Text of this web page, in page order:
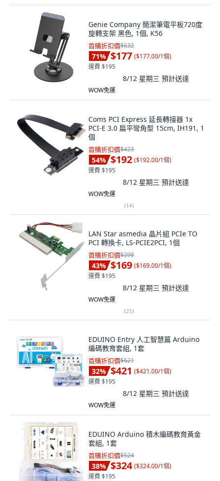
Genie Company 簡潔筆電平板720度
旋轉支架 黑色, 1個, K56
首購折扣價$632
71% $177 ($177.00/1個)
運費 $195
8/12 星期三 預計送達
WOW免運
Coms PCI Express 延長轉接器 1x
PCI-E 3.0 扁平彎角型 15cm, IH191, 1
個
首購折扣價$423
54% $192 ($192.00/1個)
運費 $195
8/12 星期三 預計送達
WOW免運
(14)
LAN Star asmedia 晶片組 PCIe TO
PCI 轉換卡, LS-PCIE2PCI, 1個
首購折扣價$298
43% $169 ($169.00/1個)
運費 $195
8/12 星期三 預計送達
WOW免運
(21)
EDUINO Entry 人工智慧篇 Arduino
編碼教育套組, 1套
首購折扣價$621
32% $421 ($421.00/1個)
運費 $195
8/12 星期三 預計送達
WOW免運
EDUINO Arduino 積木編碼教育黃金
套組, 1套
首購折扣價$524
38% $324 ($324.00/1個)
運費 $195